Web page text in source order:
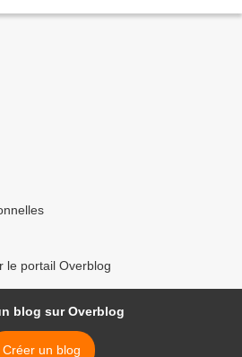
le portail Overblog
blog sur Overblog
Créer un blog